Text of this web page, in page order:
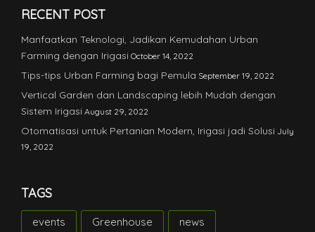
RECENT POST
Manfaatkan Teknologi, Jadikan Kemudahan Urban
Farming dengan Irigasi October 14, 2022
Tips-tips Urban Farming bagi Pemula September 19, 2022
Vertical Garden dan Landscaping lebih Mudah dengan
Sistem Irigasi August 29, 2022
Otomatisasi untuk Pertanian Modern, Irigasi jadi Solusi July
19, 2022
TAGS
events Greenhouse news